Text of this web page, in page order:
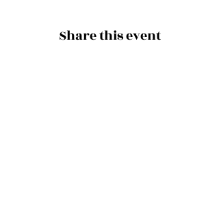
Share this event